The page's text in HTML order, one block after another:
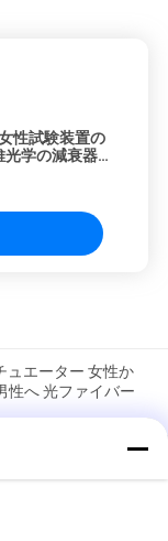
性試験装置の
光学の減衰器
ュエーター 女性か
性へ 光ファイバー
調縮器 女性から
ラスチックLC APC